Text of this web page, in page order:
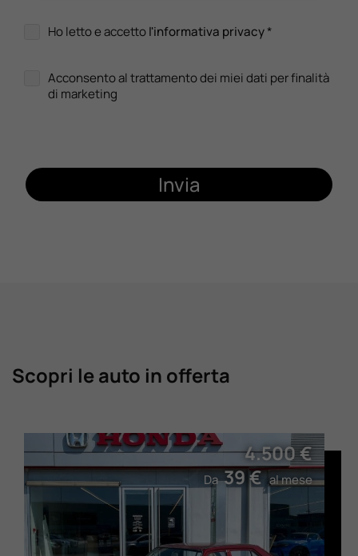
Ho letto e accettol'informativa privacy*
Acconsento al trattamento dei miei dati per finalità
di marketing
Invia
Scopri le auto in offerta
4.500 €
Da39 €al mese